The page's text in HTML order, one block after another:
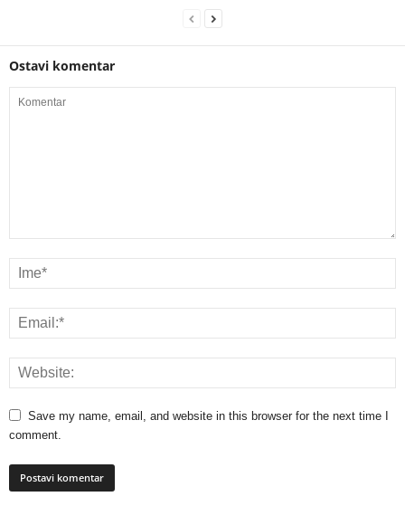
Ostavi komentar
Save my name, email, and website in this browser for the next time I
comment.